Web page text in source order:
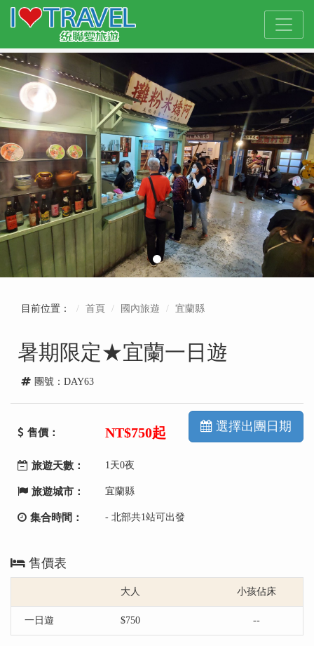
目前位置： 首頁 國內旅遊 宜蘭縣
暑期限定★宜蘭一日遊
團號：DAY63
售價： NT$750起
旅遊天數： 1天0夜
選擇出團日期
旅遊城市： 宜蘭縣
集合時間： - 北部共1站可出發
售價表
大人 小孩佔床
一日遊 $750 --